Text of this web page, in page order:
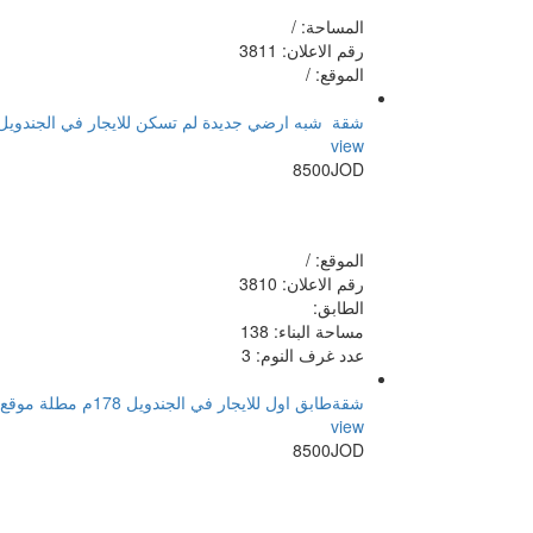
المساحة: /
رقم الاعلان: 3811
الموقع: /
شقة شبه ارضي جديدة لم تسكن للايجار في الجندويل 138م وترس 100 موقع مميز بالقرب من
view
8500JOD
الموقع: /
رقم الاعلان: 3810
الطابق:
مساحة البناء: 138
عدد غرف النوم: 3
شقةطابق اول للايجار في الجندويل 178م مطلة موقع مميز بالقرب من الخدمات
view
8500JOD